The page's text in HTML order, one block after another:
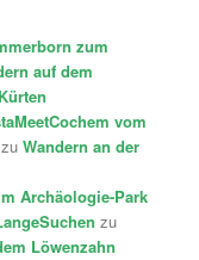
zum
auf dem
vom
zuWandern an der
Archäologie-Park
zu
Löwenzahn